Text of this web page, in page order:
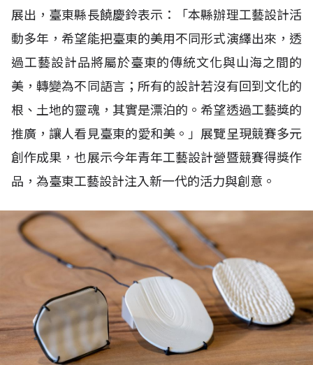
展出，臺東縣長饒慶鈴表示：「本縣辦理工藝設計活
動多年，希望能把臺東的美用不同形式演繹出來，透
過工藝設計品將屬於臺東的傳統文化與山海之間的
美，轉變為不同語言；所有的設計若沒有回到文化的
根、土地的靈魂，其實是漂泊的。希望透過工藝獎的
推廣，讓人看見臺東的愛和美。」展覽呈現競賽多元
創作成果，也展示今年青年工藝設計營暨競賽得獎作
品，為臺東工藝設計注入新一代的活力與創意。